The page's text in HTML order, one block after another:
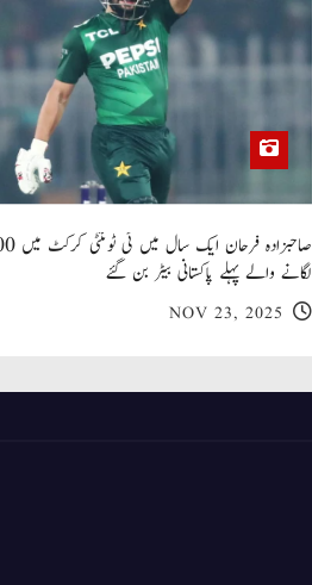
لگانے والے پہلے پاکستانی بیٹر بن گئے
NOV 23, 2025